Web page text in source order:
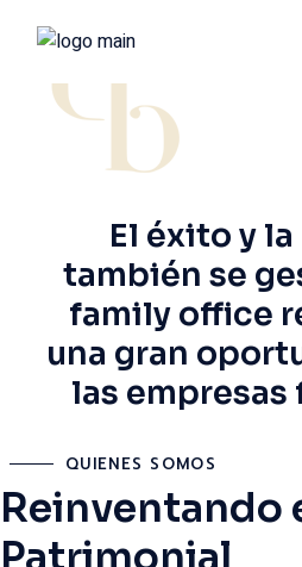
El éxito y
también se
family office
una gran
las
QUIENES SOMOS
Reinventando